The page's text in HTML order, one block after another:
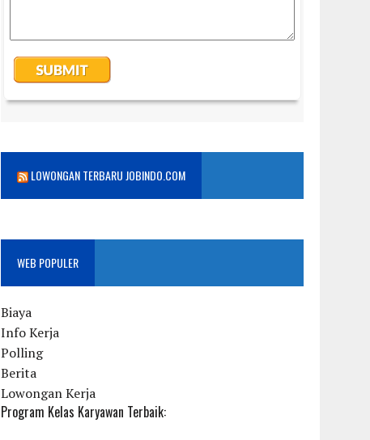
LOWONGAN TERBARU JOBINDO.COM
WEB POPULER
Biaya
Info Kerja
Polling
Berita
Lowongan Kerja
Program Kelas Karyawan Terbaik: